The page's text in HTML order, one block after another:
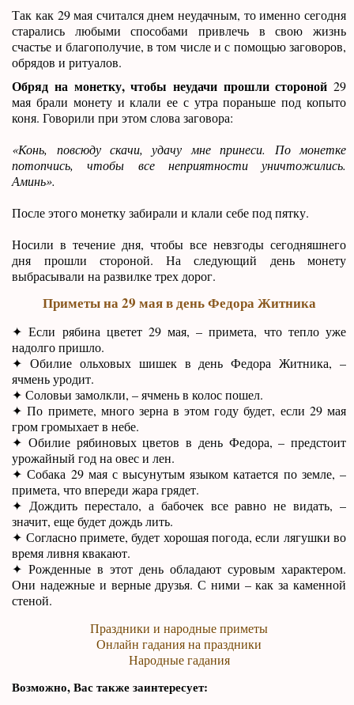
Так как 29 мая считался днем неудачным, то именно сегодня
старались любыми способами привлечь в свою жизнь
счастье и благополучие, в том числе и с помощью заговоров,
обрядов и ритуалов.
Обряд на монетку, чтобы неудачи прошли стороной 29
мая брали монету и клали ее с утра пораньше под копыто
коня. Говорили при этом слова заговора:
«Конь, повсюду скачи, удачу мне принеси. По монетке
потопчись, чтобы все неприятности уничтожились.
Аминь».
После этого монетку забирали и клали себе под пятку.
Носили в течение дня, чтобы все невзгоды сегодняшнего
дня прошли стороной. На следующий день монету
выбрасывали на развилке трех дорог.
Приметы на 29 мая в день Федора Житника
✦ Если рябина цветет 29 мая, – примета, что тепло уже
надолго пришло.
✦ Обилие ольховых шишек в день Федора Житника, –
ячмень уродит.
✦ Соловьи замолкли, – ячмень в колос пошел.
✦ По примете, много зерна в этом году будет, если 29 мая
гром громыхает в небе.
✦ Обилие рябиновых цветов в день Федора, – предстоит
урожайный год на овес и лен.
✦ Собака 29 мая с высунутым языком катается по земле, –
примета, что впереди жара грядет.
✦ Дождить перестало, а бабочек все равно не видать, –
значит, еще будет дождь лить.
✦ Согласно примете, будет хорошая погода, если лягушки во
время ливня квакают.
✦ Рожденные в этот день обладают суровым характером.
Они надежные и верные друзья. С ними – как за каменной
стеной.
Праздники и народные приметы
Онлайн гадания на праздники
Народные гадания
Возможно, Вас также заинтересует: